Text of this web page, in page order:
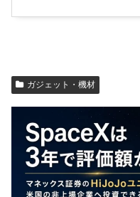
ガジェット・機材